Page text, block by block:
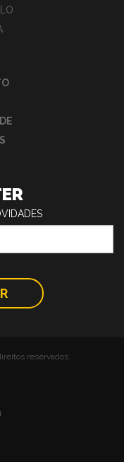
reservados.